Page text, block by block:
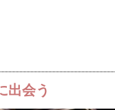
出会う